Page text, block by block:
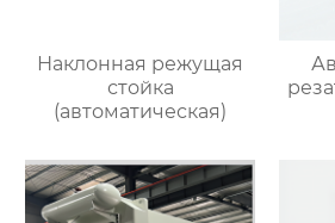
Наклонная режущая
стойка
(автоматическая)